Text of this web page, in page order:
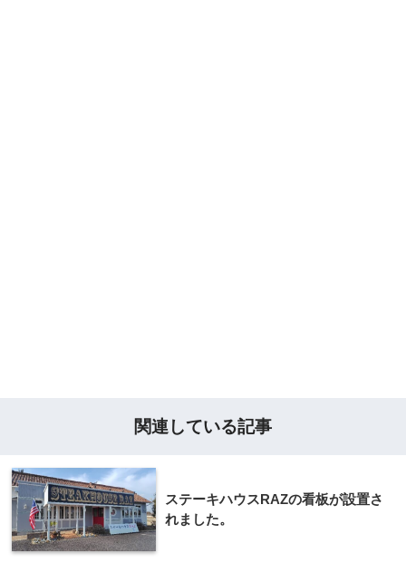
関連している記事
ステーキハウスRAZの看板が設置さ
れました。